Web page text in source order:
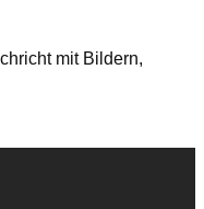
mit Bildern,